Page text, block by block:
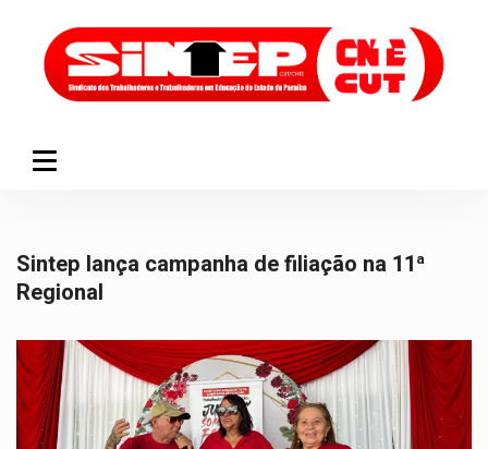
Sintep lança campanha de filiação na 11ª
Regional